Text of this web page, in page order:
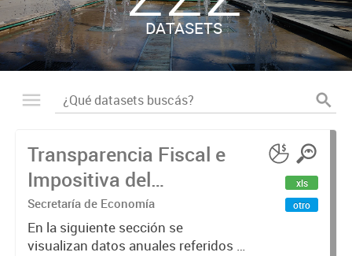
DATASETS
Transparencia Fiscal e
Impositiva del
Municipio. Año 2023
Secretaría de Economía
En la siguiente sección se
visualizan datos anuales referidos a
xls
otro